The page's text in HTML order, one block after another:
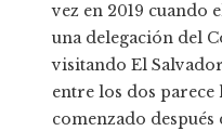
vez en 2019 cuando
una delegación del
visitando El
entre los dos parece
comenzado después